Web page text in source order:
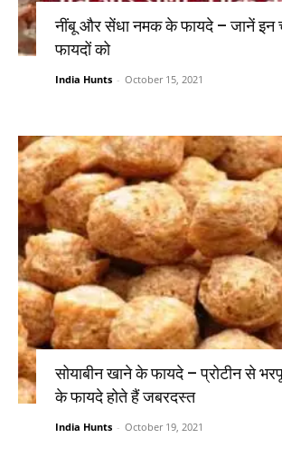
नींबू और सेंधा नमक के फायदे – जानें इन
फायदों को
India Hunts - October 15, 2021
सोयाबीन खाने के फायदे – प्रोटीन से
के फायदे होते हैं जबरदस्त
India Hunts - October 19, 2021